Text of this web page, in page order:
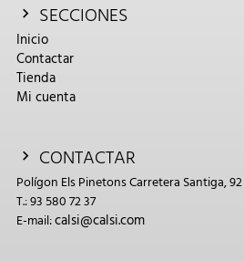
SECCIONES
Inicio
Contactar
Tienda
Mi cuenta
CONTACTAR
Polígon Els Pinetons Carretera Santiga,
T.: 93 580 72 37
E-mail:calsi@calsi.com